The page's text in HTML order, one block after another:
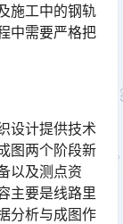
施工中的钢轨
中需要严格把
设计提供技术
图两个阶段新
以及测点资
主要是线路里
分析与成图作